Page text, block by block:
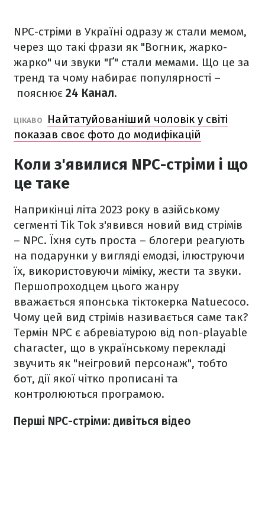
NPC-стріми в Україні одразу ж стали мемом,
через що такі фрази як "Вогник, жарко-
жарко" чи звуки "Ґ" стали мемами. Що це за
тренд та чому набирає популярності –
пояснює 24 Канал.
ЦІКАВО
Найтатуйованіший чоловік у світі
показав своє фото до модифікацій
Коли з'явилися NPC-стріми і що
це таке
Наприкінці літа 2023 року в азійському
сегменті Tik Tok з'явився новий вид стрімів
– NPC. Їхня суть проста – блогери реагують
на подарунки у вигляді емодзі, ілюструючи
їх, використовуючи міміку, жести та звуки.
Першопроходцем цього жанру
вважається японська тіктокерка Natuecoco.
Чому цей вид стрімів називається саме так?
Термін NPC є абревіатурою від non-playable
character, що в українському перекладі
звучить як "неігровий персонаж", тобто
бот, дії якої чітко прописані та
контролюються програмою.
Перші NPC-стріми: дивіться відео